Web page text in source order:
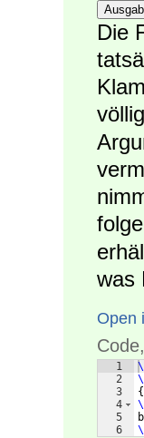
Die
was
Open
1
2
3
4
5
6
{